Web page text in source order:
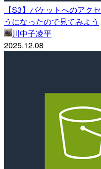
【S3】バケットへのアク
うになったので見てみよう
川中子凌平
2025.12.08